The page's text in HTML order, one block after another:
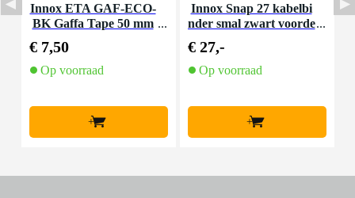
Innox ETA GAF-ECO-
BK Gaffa Tape 50 mm
€ 7,50
Op voorraad
+
Innox Snap 27 kabelbi
nder smal zwart voorde
€ 27,-
Op voorraad
+